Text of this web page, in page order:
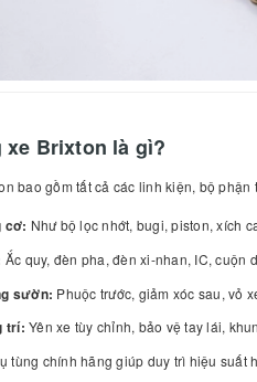
xe Brixton là gì?
bao gồm tất cả các linh kiện, bộ
cơ: Như bộ lọc nhớt, bugi, piston, xích
Ắc quy, đèn pha, đèn xi-nhan, IC, cuộn
sườn: Phuộc trước, giảm xóc sau, vỏ
trí: Yên xe tùy chỉnh, bảo vệ tay lái,
tùng chính hãng giúp duy trì hiệu suất